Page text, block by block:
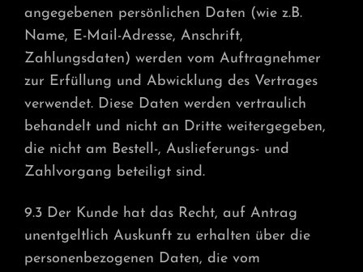
angegebenen persönlichen Daten (wie z.B.
Name, E-Mail-Adresse, Anschrift,
Zahlungsdaten) werden vom Auftragnehmer
zur Erfüllung und Abwicklung des Vertrages
verwendet. Diese Daten werden vertraulich
behandelt und nicht an Dritte weitergegeben,
die nicht am Bestell-, Auslieferungs- und
Zahlvorgang beteiligt sind.
9.3 Der Kunde hat das Recht, auf Antrag
unentgeltlich Auskunft zu erhalten über die
personenbezogenen Daten, die vom